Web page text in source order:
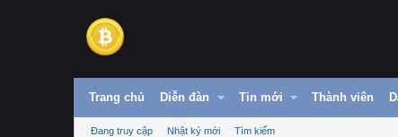
Trang chủ Diễn đàn Tin mới Thành viên
Đang truy cập Nhật ký mới Tìm kiếm